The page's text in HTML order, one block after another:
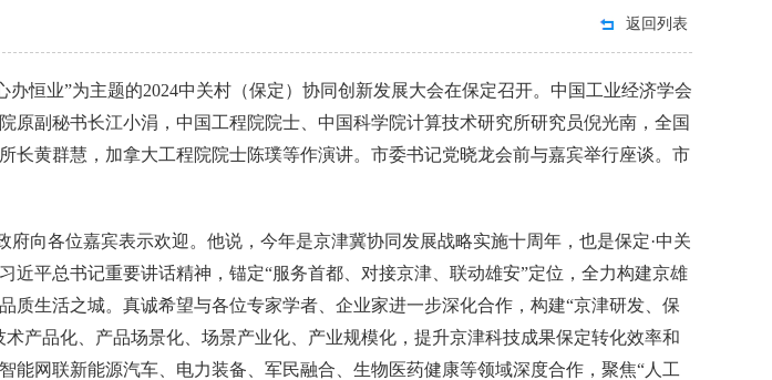
返回列表
办恒业”为主题的2024中关村（保定）协同创新发展大会在保定召开。中国工业经济学会
原副秘书长江小涓，中国工程院院士、中国科学院计算技术研究所研究员倪光南，全国
长黄群慧，加拿大工程院院士陈璞等作演讲。市委书记党晓龙会前与嘉宾举行座谈。市
府向各位嘉宾表示欢迎。他说，今年是京津冀协同发展战略实施十周年，也是保定·中关
近平总书记重要讲话精神，锚定“服务首都、对接京津、联动雄安”定位，全力构建京雄
质生活之城。真诚希望与各位专家学者、企业家进一步深化合作，构建“京津研发、保
产品化、产品场景化、场景产业化、产业规模化，提升京津科技成果保定转化效率和
能网联新能源汽车、电力装备、军民融合、生物医药健康等领域深度合作，聚焦“人工